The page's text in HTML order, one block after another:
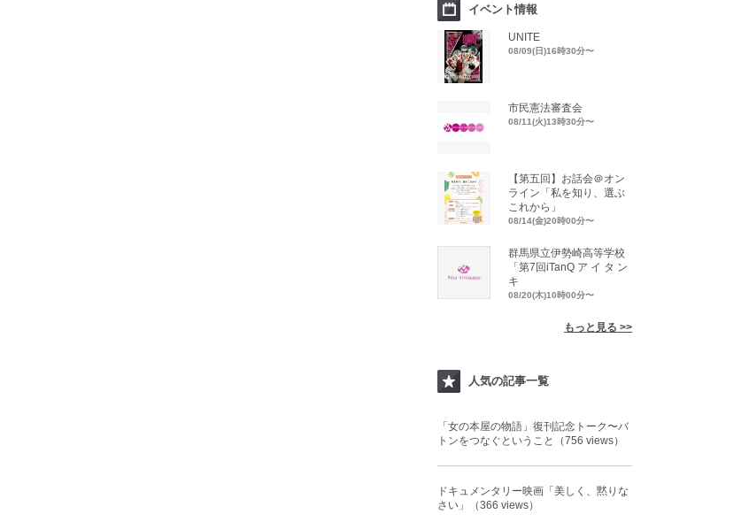
イベント情報
UNITE
08/09(日)16時30分〜
市民憲法審査会
08/11(火)13時30分〜
【第五回】お話会＠オン
ライン「私を知り、選ぶ
これから」
08/14(金)20時00分〜
群馬県立伊勢崎高等学校
「第7回iTanQ ア イ タ ン
キ
08/20(木)10時00分〜
もっと見る >>
人気の記事一覧
「女の本屋の物語」復刊記念トーク〜バ
トンをつなぐということ（756 views）
ドキュメンタリー映画「美しく、黙りな
さい」（366 views）